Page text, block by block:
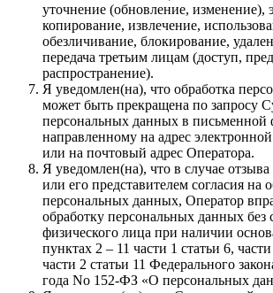
уточнение (обновление, изменение),
копирование, извлечение,
обезличивание, блокирование,
передача третьим лицам (доступ,
распространение).
Я уведомлен(на), что обработка
может быть прекращена по запросу
персональных данных в письменной
направленному на адрес
или на почтовый адрес Оператора.
Я уведомлен(на), что в случае
или его представителем согласия на
персональных данных, Оператор
обработку персональных данных без
физического лица при наличии
пунктах 2 – 11 части 1 статьи 6,
части 2 статьи 11 Федерального
года No 152-ФЗ «О персональных